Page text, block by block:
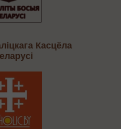
Касцёла